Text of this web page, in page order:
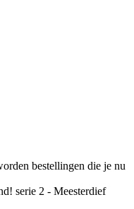
bestellingen die je nu
serie 2 - Meesterdief